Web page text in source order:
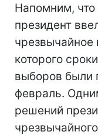
Напомним, что
президент
чрезвычайное
которого
выборов были
февраль.
решений